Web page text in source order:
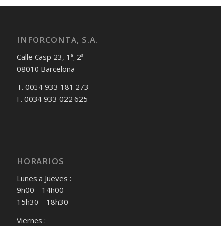
INFORCONTA, S.A.
Calle Casp 23, 1ª, 2ª
08010 Barcelona
T. 0034 933 181 273
F. 0034 933 022 625
HORARIOS
Lunes a Jueves :
9h00 – 14h00
15h30 – 18h30
Viernes :